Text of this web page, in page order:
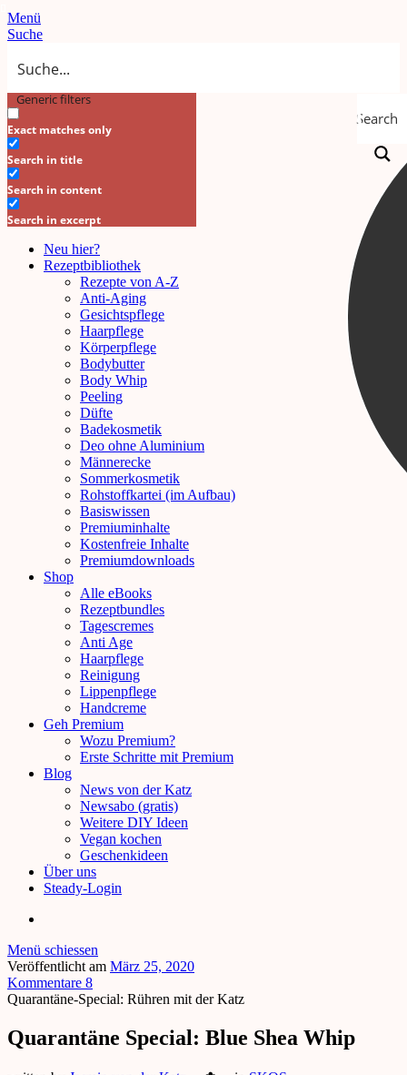
Menü
Suche
Search
Generic filters
Exact matches only
Search in title
Search in content
Search in excerpt
Neu hier?
Rezeptbibliothek
Rezepte von A-Z
Anti-Aging
Gesichtspflege
Haarpflege
Körperpflege
Bodybutter
Body Whip
Peeling
Düfte
Badekosmetik
Deo ohne Aluminium
Männerecke
Sommerkosmetik
Rohstoffkartei (im Aufbau)
Basiswissen
Premiuminhalte
Kostenfreie Inhalte
Premiumdownloads
Shop
Alle eBooks
Rezeptbundles
Tagescremes
Anti Age
Haarpflege
Reinigung
Lippenpflege
Handcreme
Geh Premium
Wozu Premium?
Erste Schritte mit Premium
Blog
News von der Katz
Newsabo (gratis)
Weitere DIY Ideen
Vegan kochen
Geschenkideen
Über uns
Steady-Login
Menü schiessen
Veröffentlicht am März 25, 2020
Kommentare 8
Quarantäne-Special: Rühren mit der Katz
Quarantäne Special: Blue Shea Whip